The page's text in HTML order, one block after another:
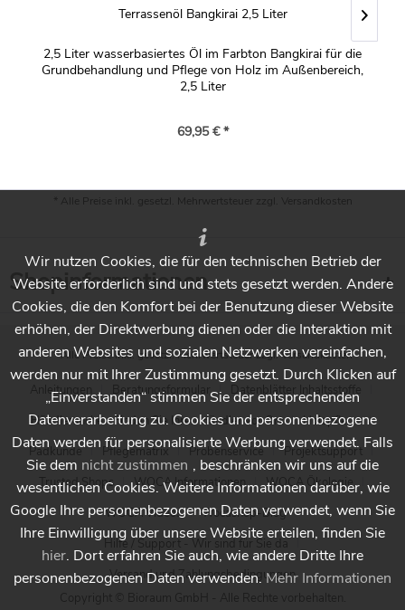
Terrassenöl Bangkirai 2,5 Liter
2,5 Liter wasserbasiertes Öl im Farbton Bangkirai für die
Grundbehandlung und Pflege von Holz im Außenbereich,
2,5 Liter
69,95 € *
* Alle Preise inkl. gesetzl. Mehrwertsteuer zzgl. Versandkosten
Shopinformationen
* Alle Preise inkl. gesetzl. Mehrwertsteuer zzgl.Versandkosten
Anleitungen Beratungsformular
Datenblätter Inhaltsstoffe
Händlersuche - Finden Sie Ihren Händler vor Ort
Holzpflege
Padkunde
Pflegematrix Probenservice
Projektsupport
Trusted Shops
WOCA Informationen
WOCA Ökologie
WOCA Videos
Wocashop-Blog
Hilfe / Support - Wir sind für Sie da
Versand und Zahlungsbedingungen
Wir nutzen Cookies, die für den technischen Betrieb der
Website erforderlich sind und stets gesetzt werden. Andere
Cookies, die den Komfort bei der Benutzung dieser Website
erhöhen, der Direktwerbung dienen oder die Interaktion mit
anderen Websites und sozialen Netzwerken vereinfachen,
werden nur mit Ihrer Zustimmung gesetzt. Durch Klicken auf
„Einverstanden“ stimmen Sie der entsprechenden
Datenverarbeitung zu. Cookies und personenbezogene
Daten werden für personalisierte Werbung verwendet. Falls
Sie dem nicht zustimmen , beschränken wir uns auf die
wesentlichen Cookies. Weitere Informationen darüber, wie
Google Ihre personenbezogenen Daten verwendet, wenn Sie
Ihre Einwilligung über unsere Website erteilen, finden Sie
hier. Dort erfahren Sie auch, wie andere Dritte Ihre
personenbezogenen Daten verwenden. Mehr Informationen